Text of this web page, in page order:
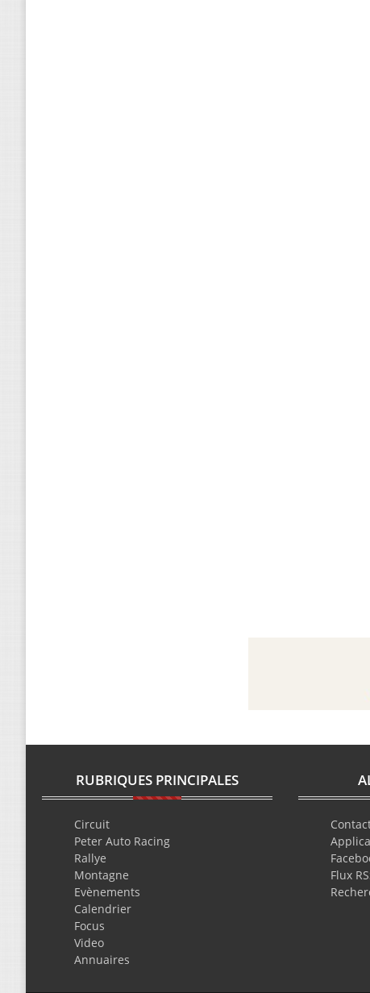
RUBRIQUES PRINCIPALES
Circuit
Peter Auto Racing
Rallye
Montagne
Evènements
Calendrier
Focus
Video
Annuaires
Flux